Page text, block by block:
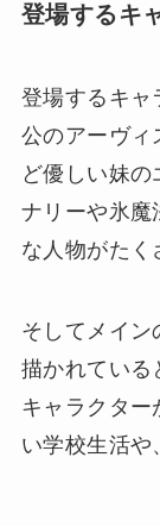
登場するキ
登場するキャ
公のアーヴィ
ど優しい妹の
ナリーや氷魔
な人物がたく
そしてメイン
描かれている
キャラクター
い学校生活や